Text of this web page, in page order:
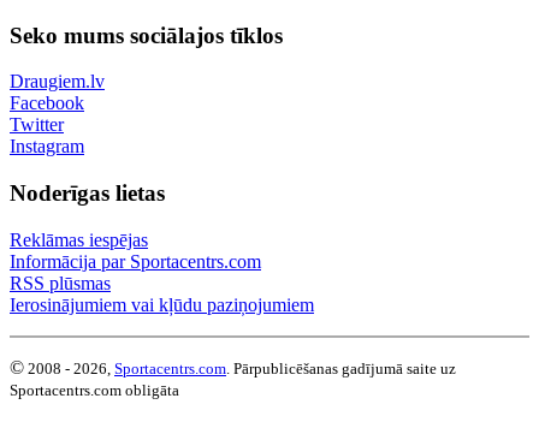
Seko mums sociālajos tīklos
Draugiem.lv
Facebook
Twitter
Instagram
Noderīgas lietas
Reklāmas iespējas
Informācija par Sportacentrs.com
RSS plūsmas
Ierosinājumiem vai kļūdu paziņojumiem
© 2008 - 2026, Sportacentrs.com . Pārpublicēšanas gadījumā saite uz
Sportacentrs.com obligāta